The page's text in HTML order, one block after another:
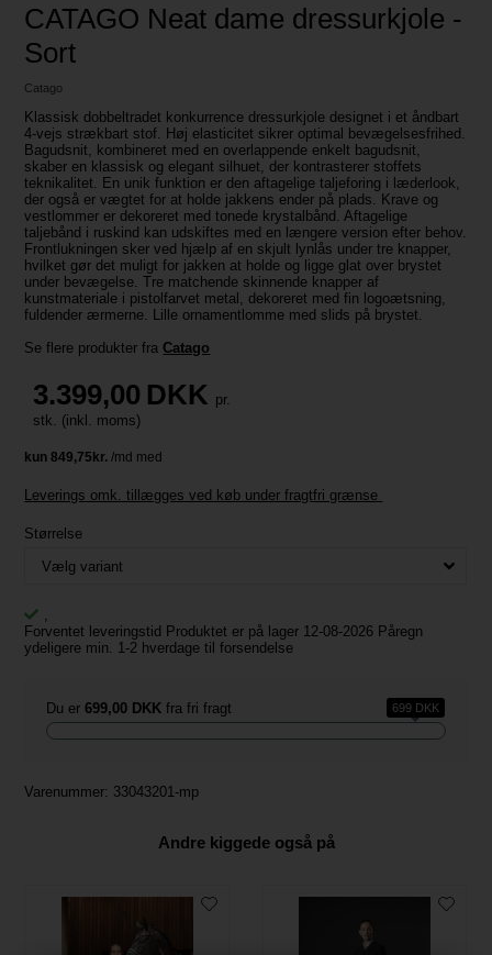
CATAGO Neat dame dressurkjole -
Sort
Catago
Klassisk dobbeltradet konkurrence dressurkjole designet i et åndbart
4-vejs strækbart stof. Høj elasticitet sikrer optimal bevægelsesfrihed.
Bagudsnit, kombineret med en overlappende enkelt bagudsnit,
skaber en klassisk og elegant silhuet, der kontrasterer stoffets
teknikalitet. En unik funktion er den aftagelige taljeforing i læderlook,
der også er vægtet for at holde jakkens ender på plads. Krave og
vestlommer er dekoreret med tonede krystalbånd. Aftagelige
taljebånd i ruskind kan udskiftes med en længere version efter behov.
Frontlukningen sker ved hjælp af en skjult lynlås under tre knapper,
hvilket gør det muligt for jakken at holde og ligge glat over brystet
under bevægelse. Tre matchende skinnende knapper af
kunstmateriale i pistolfarvet metal, dekoreret med fin logoætsning,
fuldender ærmerne. Lille ornamentlomme med slids på brystet.
Se flere produkter fra Catago
3.399,00 DKK pr.
stk. (inkl. moms)
Leverings omk. tillægges ved køb under fragtfri grænse
Størrelse
,
Forventet leveringstid Produktet er på lager 12-08-2026 Påregn
ydeligere min. 1-2 hverdage til forsendelse
Du er699,00 DKK fra fri fragt 699 DKK
Varenummer: 33043201-mp
Andre kiggede også på